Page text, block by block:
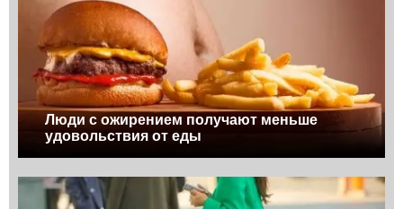
Люди с ожирением получают меньше
удовольствия от еды